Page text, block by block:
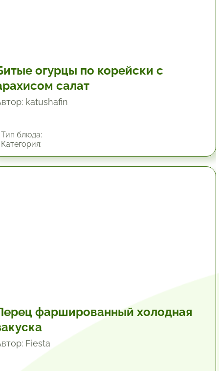
огурцы по корейски с
салат
katushafin
блюда:
фаршированный холодная
Fiesta